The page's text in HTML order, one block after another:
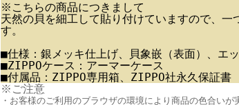
※こちらの商品につきまして
天然の貝を細工して貼り付けていますので、
す。
■仕様：銀メッキ仕上げ、貝象嵌（表面）、エッ
■ZIPPOケース：アーマーケース
■付属品：ZIPPO専用箱、ZIPPO社永久保証書
※ご注意
・お客様のご利用のブラウザの環境により商品の色合い